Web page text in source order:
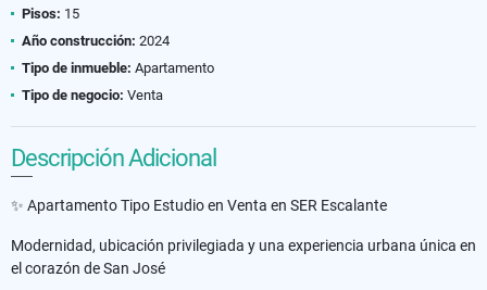
Pisos: 15
Año construcción: 2024
Tipo de inmueble: Apartamento
Tipo de negocio: Venta
Descripción Adicional
✨ Apartamento Tipo Estudio en Venta en SER Escalante
Modernidad, ubicación privilegiada y una experiencia urbana única en
el corazón de San José